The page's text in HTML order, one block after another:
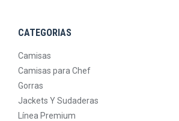
CATEGORIAS
Camisas
Camisas para Chef
Gorras
Jackets Y Sudaderas
Línea Premium